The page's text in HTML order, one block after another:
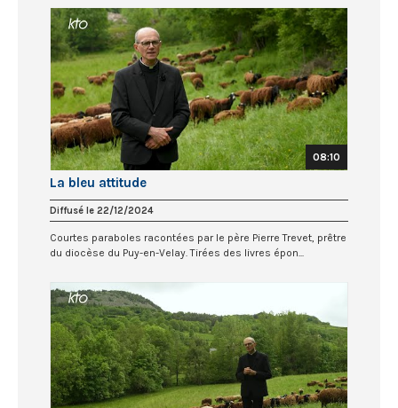
08:10
La bleu attitude
Diffusé le 22/12/2024
Courtes paraboles racontées par le père Pierre Trevet, prêtre
du diocèse du Puy-en-Velay. Tirées des livres épon...